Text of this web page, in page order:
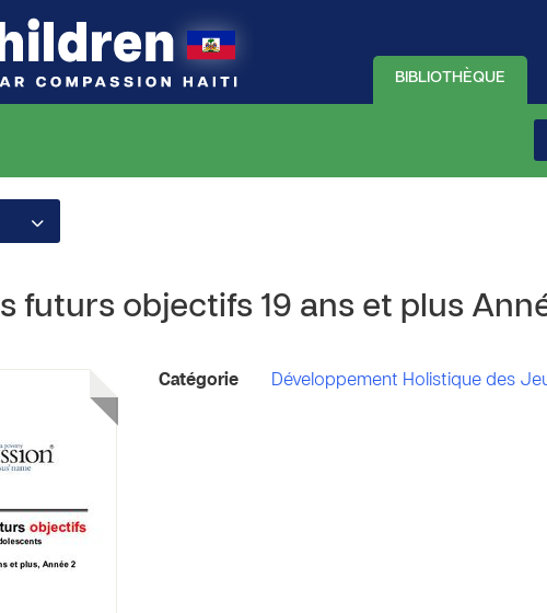
BIBLIOTHÈQUE
futurs objectifs 19 ans et plus
Catégorie Développement Holistique des